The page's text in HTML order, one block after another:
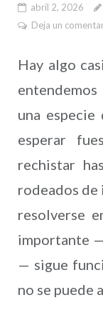
abril 2, 2026
Deja un
Hay algo
una
esperar
rechistar
rodeados
resolverse
importante
— sigue
no se puede